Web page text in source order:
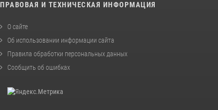
ПРАВОВАЯ И ТЕХНИЧЕСКАЯ ИНФОРМАЦИЯ
О сайте
Об использовании информации сайта
Правила обработки персональных данных
Сообщить об ошибках